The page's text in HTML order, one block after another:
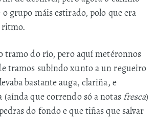
o grupo máis estirado, polo que era
tramo do río, pero aquí metéronnos
tramos subindo xunto a un regueiro
bastante auga, clariña, e
(aínda que correndo só a notas fresca)
do fondo e que tiñas que salvar